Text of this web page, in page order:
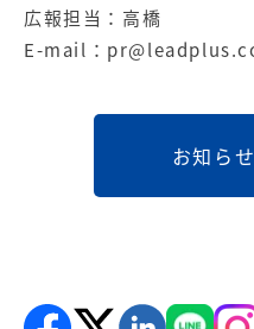
広報担当：高橋
E-mail：
お知ら